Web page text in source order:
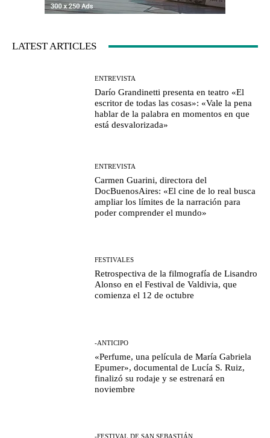
LATEST ARTICLES
ENTREVISTA
Darío Grandinetti presenta en teatro «El
escritor de todas las cosas»: «Vale la pena
hablar de la palabra en momentos en que
está desvalorizada»
ENTREVISTA
Carmen Guarini, directora del
DocBuenosAires: «El cine de lo real busca
ampliar los límites de la narración para
poder comprender el mundo»
FESTIVALES
Retrospectiva de la filmografía de Lisandro
Alonso en el Festival de Valdivia, que
comienza el 12 de octubre
-ANTICIPO
«Perfume, una película de María Gabriela
Epumer», documental de Lucía S. Ruiz,
finalizó su rodaje y se estrenará en
noviembre
-FESTIVAL DE SAN SEBASTIÁN